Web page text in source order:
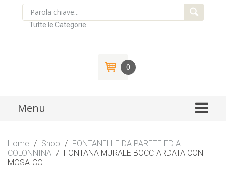
Tutte le Categorie
0
Menu
Home / Shop / FONTANELLE DA PARETE ED A
COLONNINA / FONTANA MURALE BOCCIARDATA CON
MOSAICO